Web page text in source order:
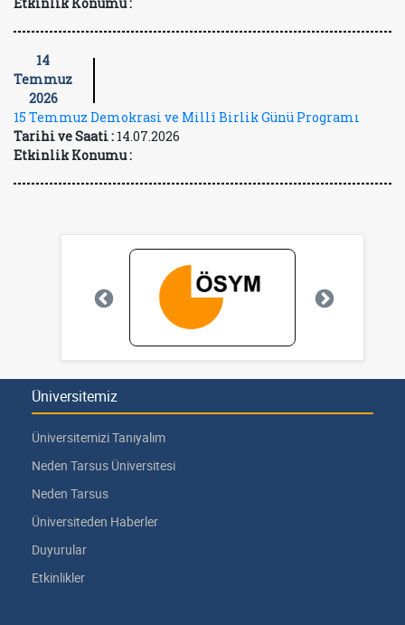
14
Temmuz
2026
15 Temmuz Demokrasi ve Millî Birlik Günü Programı
Tarihi ve Saati : 14.07.2026
Etkinlik Konumu :
Üniversitemiz
Üniversitemizi Tanıyalım
Neden Tarsus Üniversitesi
Neden Tarsus
Üniversiteden Haberler
Duyurular
Etkinlikler